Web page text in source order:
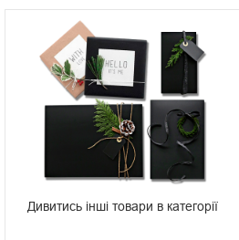
Дивитись інші товари в категорії